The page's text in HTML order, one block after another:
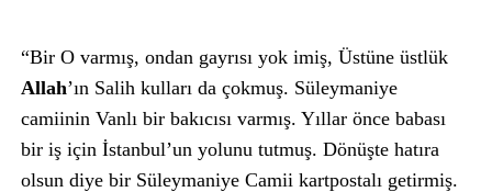
“Bir O varmış, ondan gayrısı yok imiş, Üstüne üstlük
Allah’ın Salih kulları da çokmuş. Süleymaniye
camiinin Vanlı bir bakıcısı varmış. Yıllar önce babası
bir iş için İstanbul’un yolunu tutmuş. Dönüşte hatıra
olsun diye bir Süleymaniye Camii kartpostalı getirmiş.